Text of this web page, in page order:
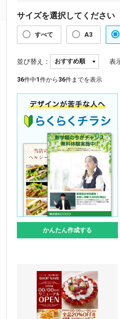
サイズを選択してください
すべて A3
並び替え： 表
36件中1 件から 36件までを表示
かんたん作成する